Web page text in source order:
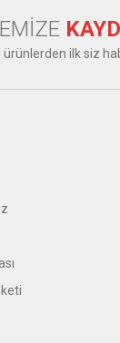
ilk siz